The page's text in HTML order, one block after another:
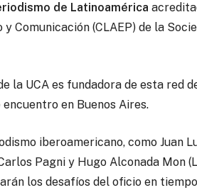
de Latinoamérica
Comunicación (CLAEP) de la
la UCA es fundadora de esta red
en Buenos Aires.
iberoamericano, como Juan
Pagni y Hugo Alconada Mon
los desafíos del oficio en